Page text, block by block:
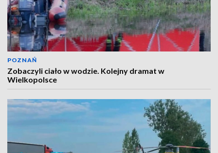
POZNAŃ
Zobaczyli ciało w wodzie. Kolejny dramat w
Wielkopolsce